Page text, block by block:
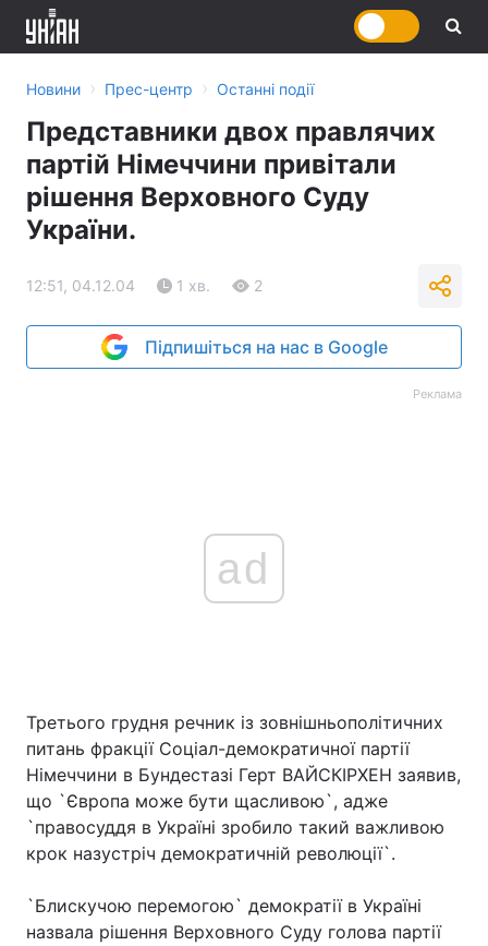
Новини › Прес-центр › Останні події
Представники двох правлячих
партій Німеччини привітали
рішення Верховного Суду
України.
12:51, 04.12.04 1 хв. 2
Підпишіться на нас в Google
Реклама
ad
Третього грудня речник із зовнішньополітичних
питань фракції Соціал-демократичної партії
Німеччини в Бундестазі Герт ВАЙСКІРХЕН заявив,
що `Європа може бути щасливою`, адже
`правосуддя в Україні зробило такий важливою
крок назустріч демократичній революції`.
`Блискучою перемогою` демократії в Україні
назвала рішення Верховного Суду голова партії